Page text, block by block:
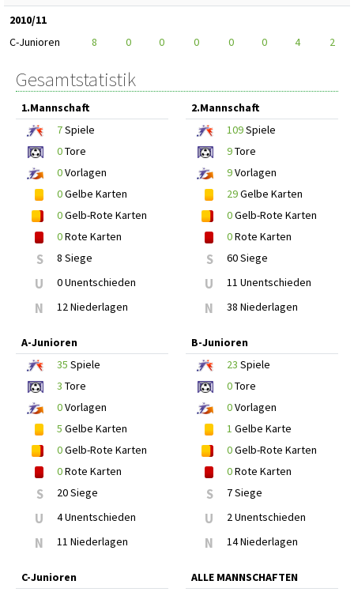
2010/11
C-Junioren
8 0 0 0 0 0 4 2
Gesamtstatistik
1.Mannschaft
7Spiele
0Tore
0Vorlagen
0Gelbe Karten
0Gelb-Rote Karten
0Rote Karten
S 8 Siege
U 0 Unentschieden
N 12 Niederlagen
2.Mannschaft
109Spiele
9Tore
9Vorlagen
29Gelbe Karten
0Gelb-Rote Karten
0Rote Karten
S 60 Siege
U 11 Unentschieden
N 38 Niederlagen
A-Junioren
35 Spiele
3 Tore
0Vorlagen
5 Gelbe Karten
0Gelb-Rote Karten
0Rote Karten
S 20 Siege
U 4 Unentschieden
N 11 Niederlagen
B-Junioren
23 Spiele
0Tore
0Vorlagen
1 Gelbe Karte
0Gelb-Rote Karten
0Rote Karten
S 7 Siege
U 2 Unentschieden
N 14 Niederlagen
C-Junioren
ALLE MANNSCHAFTEN